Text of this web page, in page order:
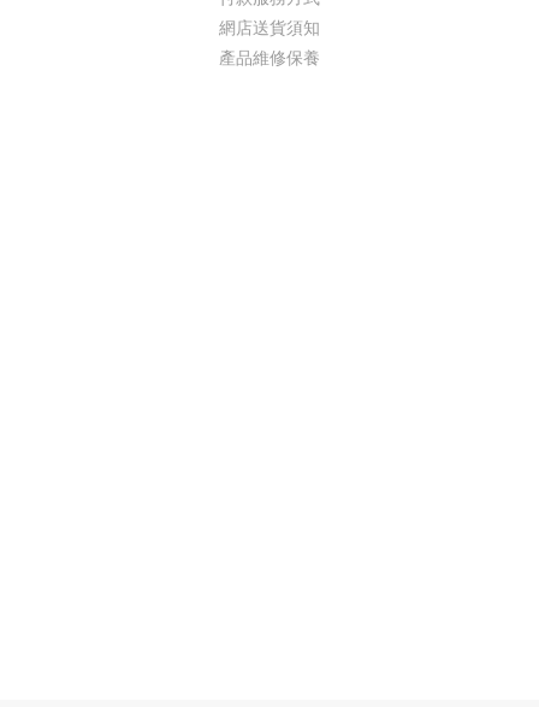
網店送貨須知
產品維修保養